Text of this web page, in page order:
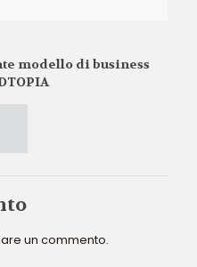
modello di business
un commento.